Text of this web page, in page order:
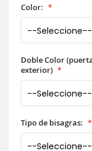
Color:
Doble Color
exterior)
Tipo de bisagras: